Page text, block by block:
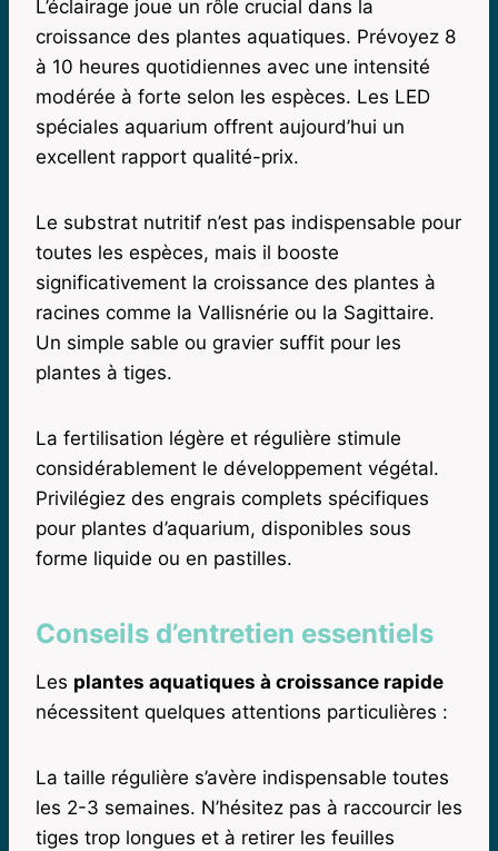
L’éclairage joue un rôle crucial dans la
croissance des plantes aquatiques. Prévoyez 8
à 10 heures quotidiennes avec une intensité
modérée à forte selon les espèces. Les LED
spéciales aquarium offrent aujourd’hui un
excellent rapport qualité-prix.
Le substrat nutritif n’est pas indispensable pour
toutes les espèces, mais il booste
significativement la croissance des plantes à
racines comme la Vallisnérie ou la Sagittaire.
Un simple sable ou gravier suffit pour les
plantes à tiges.
La fertilisation légère et régulière stimule
considérablement le développement végétal.
Privilégiez des engrais complets spécifiques
pour plantes d’aquarium, disponibles sous
forme liquide ou en pastilles.
Conseils d’entretien essentiels
Les plantes aquatiques à croissance rapide
nécessitent quelques attentions particulières :
La taille régulière s’avère indispensable toutes
les 2-3 semaines. N’hésitez pas à raccourcir les
tiges trop longues et à retirer les feuilles